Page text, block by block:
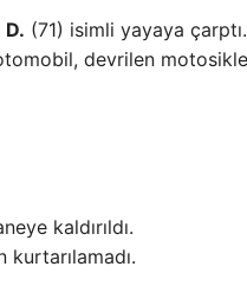
(71) isimli yayaya
devrilen
kaldırıldı.